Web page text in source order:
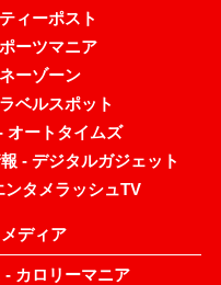
ィーポスト
ーツマニア
ーゾーン
ベルスポット
オートタイムズ
- デジタルガジェット
タメラッシュTV
ディア
- カロリーマニア